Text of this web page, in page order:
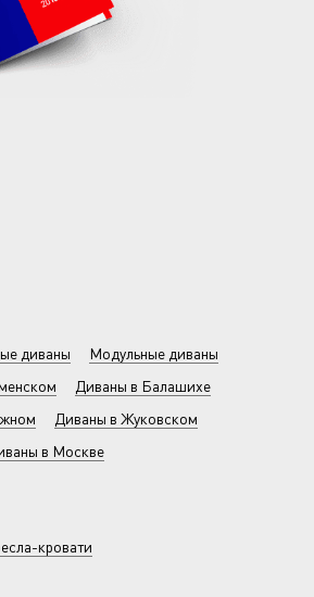
диваны
Модульные диваны
Диваны в Балашихе
Диваны в Жуковском
в Москве
кровати